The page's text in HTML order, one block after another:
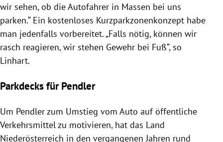
wir sehen, ob die Autofahrer in Massen bei uns
parken.“ Ein kostenloses Kurzparkzonenkonzept habe
man jedenfalls vorbereitet. „Falls nötig, können wir
rasch reagieren, wir stehen Gewehr bei Fuß“, so
Linhart.
Parkdecks für Pendler
Um Pendler zum Umstieg vom Auto auf öffentliche
Verkehrsmittel zu motivieren, hat das Land
Niederösterreich in den vergangenen Jahren rund